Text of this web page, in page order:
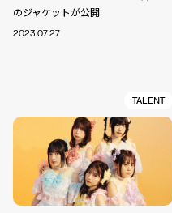
のジャケットが公開
2023.07.27
TALENT